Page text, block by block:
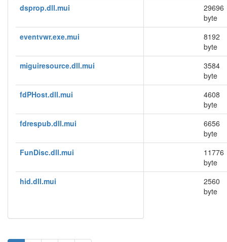
dsprop.dll.mui
29696
byte
eventvwr.exe.mui
8192
byte
miguiresource.dll.mui
3584
byte
fdPHost.dll.mui
4608
byte
fdrespub.dll.mui
6656
byte
FunDisc.dll.mui
11776
byte
hid.dll.mui
2560
byte